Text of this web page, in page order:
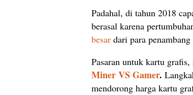
Padahal, di tahun 2018
berasal karena
besar dari para
Pasaran untuk kartu
Miner VS Gamer.
mendorong harga kartu